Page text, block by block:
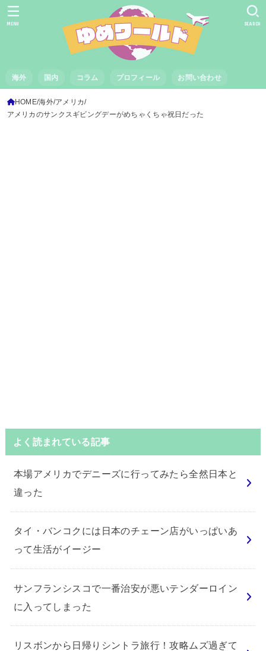
海外 国内 コラム プロフィール お問い合わせ
SEARCH
MENU
HOME 海外 アメリカ
アメリカのサンクスギビングデーがめちゃくちゃ祝日だった
よく読まれている記事
本場アメリカでデニーズに行ってみたら全然日本と
違った
タイ・バンコクには日本のチェーン店がいっぱいあ
って生活がイージー
サンフランシスコで一番治安が悪いテンダーロイン
に入ってしまった
リスボンから日帰りシントラ旅行！攻略ムズ過ぎて